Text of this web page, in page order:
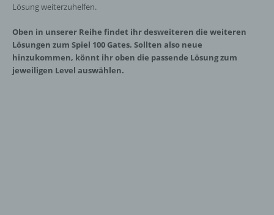
Lösung weiterzuhelfen.
Oben in unserer Reihe findet ihr desweiteren die weiteren
Lösungen zum Spiel 100 Gates. Sollten also neue
hinzukommen, könnt ihr oben die passende Lösung zum
jeweiligen Level auswählen.